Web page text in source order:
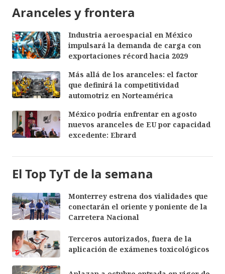
Aranceles y frontera
Industria aeroespacial en México
impulsará la demanda de carga con
exportaciones récord hacia 2029
Más allá de los aranceles: el factor
que definirá la competitividad
automotriz en Norteamérica
México podría enfrentar en agosto
nuevos aranceles de EU por capacidad
excedente: Ebrard
El Top TyT de la semana
Monterrey estrena dos vialidades que
conectarán el oriente y poniente de la
Carretera Nacional
Terceros autorizados, fuera de la
aplicación de exámenes toxicológicos